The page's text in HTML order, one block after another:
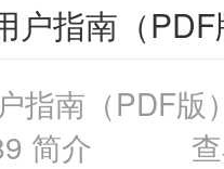
户指南（
指南（PDF
简介 查看